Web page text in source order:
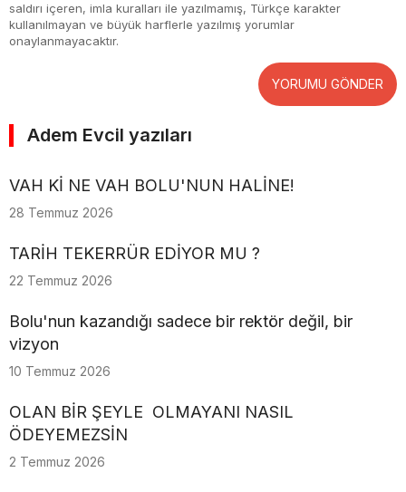
saldırı içeren, imla kuralları ile yazılmamış, Türkçe karakter
kullanılmayan ve büyük harflerle yazılmış yorumlar
onaylanmayacaktır.
YORUMU GÖNDER
Adem Evcil yazıları
VAH Kİ NE VAH BOLU'NUN HALİNE!
28 Temmuz 2026
TARİH TEKERRÜR EDİYOR MU ?
22 Temmuz 2026
Bolu'nun kazandığı sadece bir rektör değil, bir
vizyon
10 Temmuz 2026
OLAN BİR ŞEYLE OLMAYANI NASIL
ÖDEYEMEZSİN
2 Temmuz 2026